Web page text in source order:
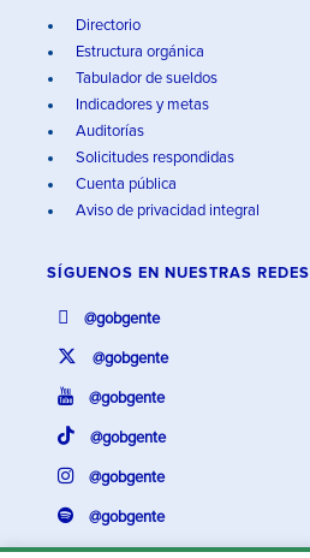
Directorio
Estructura orgánica
Tabulador de sueldos
Indicadores y metas
Auditorías
Solicitudes respondidas
Cuenta pública
Aviso de privacidad integral
SÍGUENOS EN NUESTRAS REDES
@gobgente
@gobgente
@gobgente
@gobgente
@gobgente
@gobgente